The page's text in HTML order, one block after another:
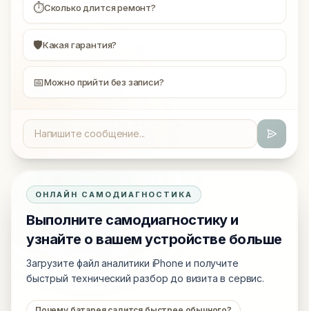
⏱Сколько длится ремонт?
🛡Какая гарантия?
📅Можно прийти без записи?
ОНЛАЙН САМОДИАГНОСТИКА
Выполните самодиагностику и
узнайте о вашем устройстве больше
Загрузите файл аналитики iPhone и получите
быстрый технический разбор до визита в сервис.